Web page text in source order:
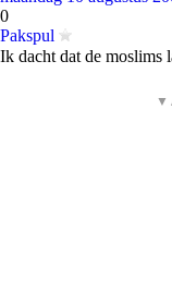
0
Pakspul
Ik dacht dat de moslims
▼